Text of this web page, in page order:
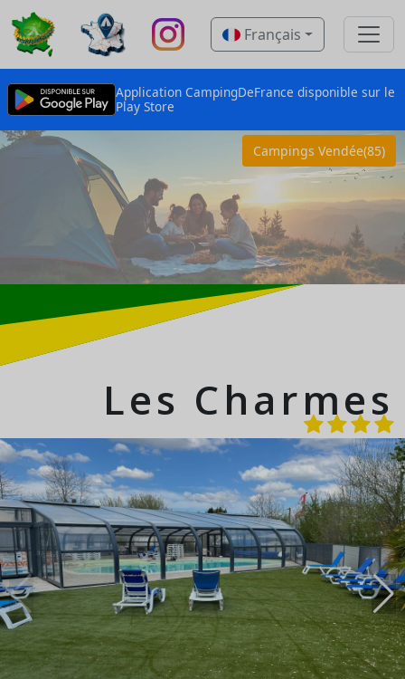
Français
Application CampingDeFrance disponible sur le
Play Store
Campings Vendée(85)
Les Charmes